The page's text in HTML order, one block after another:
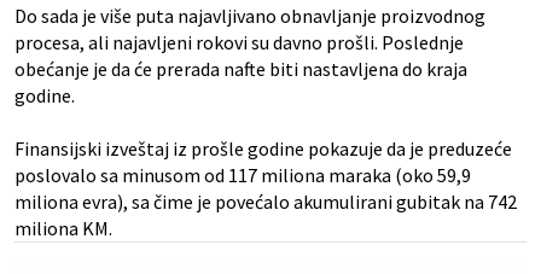
Do sada je više puta najavljivano obnavljanje proizvodnog
procesa, ali najavljeni rokovi su davno prošli. Poslednje
obećanje je da će prerada nafte biti nastavljena do kraja
godine.
Finansijski izveštaj iz prošle godine pokazuje da je preduzeće
poslovalo sa minusom od 117 miliona maraka (oko 59,9
miliona evra), sa čime je povećalo akumulirani gubitak na 742
miliona KM.